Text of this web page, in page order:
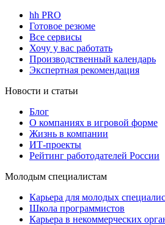
hh PRO
Готовое резюме
Все сервисы
Хочу у вас работать
Производственный календарь
Экспертная рекомендация
Новости и статьи
Блог
О компаниях в игровой форме
Жизнь в компании
ИТ-проекты
Рейтинг работодателей России
Молодым специалистам
Карьера для молодых
Школа программистов
Карьера в некоммерческих